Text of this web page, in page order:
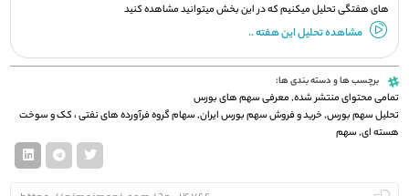
های هفتگی تحلیل میکنیم که در این بخش میتوانید مشاهده کنید
مشاهده تحلیل این هفته ..
برچسب ها و دسته بندی ها:
تمامی محتوای منتشر شده,معرفی سهم های بورس
تحلیل سهم بورس,خرید و فروش سهم بورس ایران,سهام گروه فرآورده های نفتی ، کک و سوخت
هسته ای,سهم